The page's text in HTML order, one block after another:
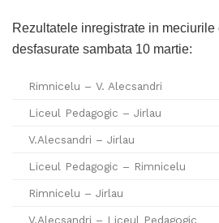
Rezultatele inregistrate in meciurile
desfasurate sambata 10 martie:
Rimnicelu – V. Alecsandri
Liceul Pedagogic – Jirlau
V.Alecsandri – Jirlau
Liceul Pedagogic – Rimnicelu
Rimnicelu – Jirlau
V.Alecsandri – Liceul Pedagogic